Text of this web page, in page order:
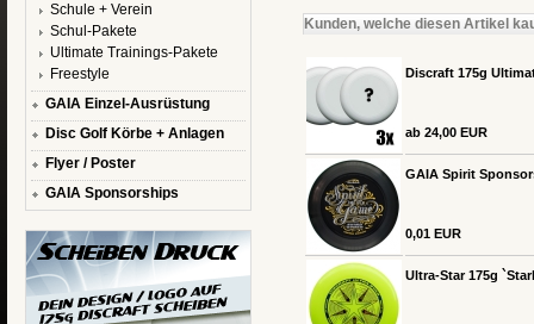
Schule + Verein
Schul-Pakete
Ultimate Trainings-Pakete
Freestyle
GAIA Einzel-Ausrüstung
Disc Golf Körbe + Anlagen
Flyer / Poster
GAIA Sponsorships
Kunden, welche diesen Artikel
Discraft 175g
ab 24,00 EUR
GAIA Spirit
0,01 EUR
Ultra-Star 175g